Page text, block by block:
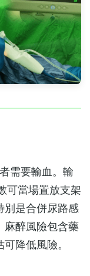
需要輸血。輸
可當場置放支架
別是合併尿路感
麻醉風險包含藥
降低風險。